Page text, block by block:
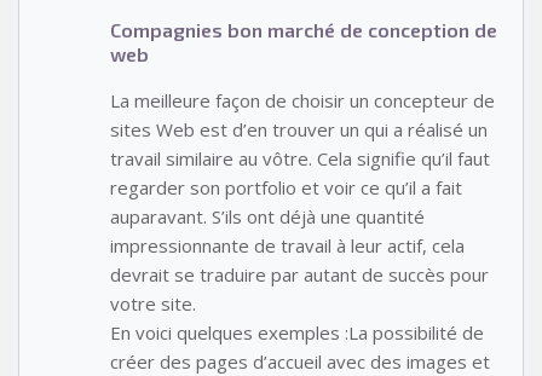
Compagnies bon marché de conception de
web
La meilleure façon de choisir un concepteur de
sites Web est d’en trouver un qui a réalisé un
travail similaire au vôtre. Cela signifie qu’il faut
regarder son portfolio et voir ce qu’il a fait
auparavant. S’ils ont déjà une quantité
impressionnante de travail à leur actif, cela
devrait se traduire par autant de succès pour
votre site.
En voici quelques exemples :La possibilité de
créer des pages d’accueil avec des images et